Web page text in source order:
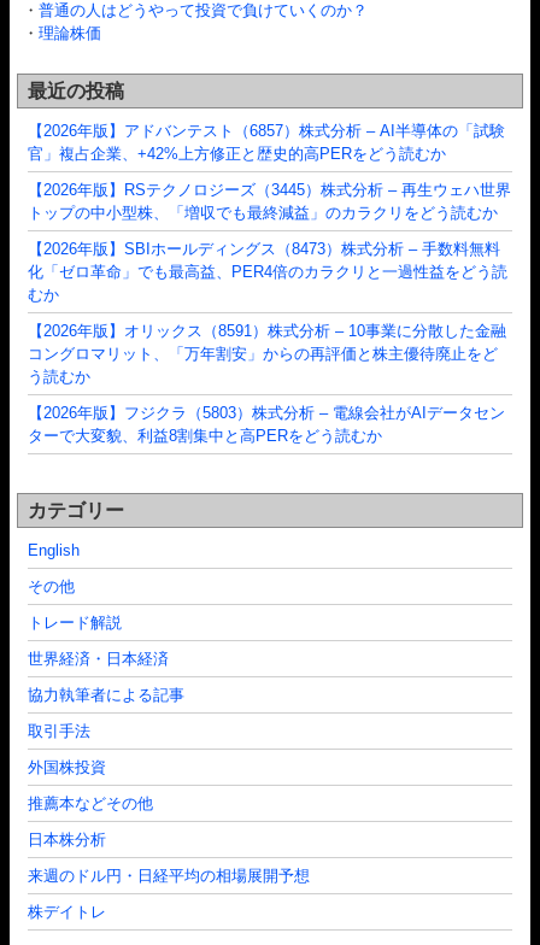
・ 普通の人はどうやって投資で負けていくのか？
・ 理論株価
最近の投稿
【2026年版】アドバンテスト（6857）株式分析 – AI半導体の「試験
官」複占企業、+42%上方修正と歴史的高PERをどう読むか
【2026年版】RSテクノロジーズ（3445）株式分析 – 再生ウェハ世界
トップの中小型株、「増収でも最終減益」のカラクリをどう読むか
【2026年版】SBIホールディングス（8473）株式分析 – 手数料無料
化「ゼロ革命」でも最高益、PER4倍のカラクリと一過性益をどう読
むか
【2026年版】オリックス（8591）株式分析 – 10事業に分散した金融
コングロマリット、「万年割安」からの再評価と株主優待廃止をど
う読むか
【2026年版】フジクラ（5803）株式分析 – 電線会社がAIデータセン
ターで大変貌、利益8割集中と高PERをどう読むか
カテゴリー
English
その他
トレード解説
世界経済・日本経済
協力執筆者による記事
取引手法
外国株投資
推薦本などその他
日本株分析
来週のドル円・日経平均の相場展開予想
株デイトレ